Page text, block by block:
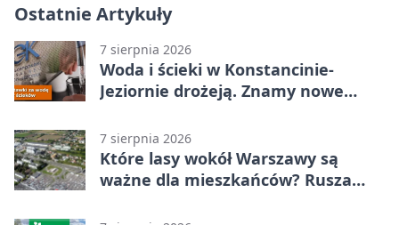
Ostatnie Artykuły
7 sierpnia 2026
Woda i ścieki w Konstancinie-
Jeziornie drożeją. Znamy nowe
7 sierpnia 2026
Które lasy wokół Warszawy są
ważne dla mieszkańców? Rusza